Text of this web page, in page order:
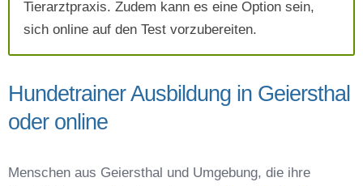
Tierarztpraxis. Zudem kann es eine Option sein,
sich online auf den Test vorzubereiten.
Hundetrainer Ausbildung in Geiersthal
oder online
Menschen aus Geiersthal und Umgebung, die ihre